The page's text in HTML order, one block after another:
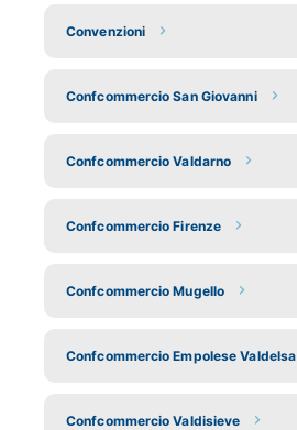
Convenzioni
Confcommercio San Giovanni
Confcommercio Valdarno
Confcommercio Firenze
Confcommercio Mugello
Confcommercio Empolese Valdelsa
Confcommercio Valdisieve